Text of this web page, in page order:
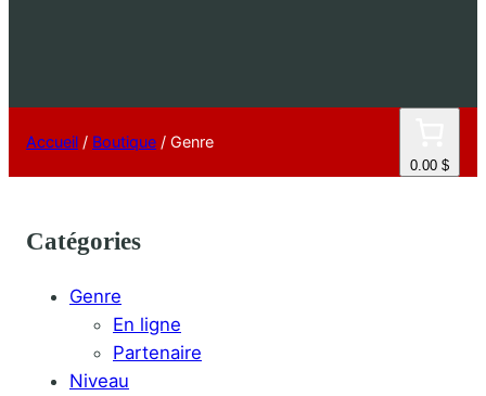
Accueil / Boutique / Genre
0.00 $
Catégories
Genre
En ligne
Partenaire
Niveau